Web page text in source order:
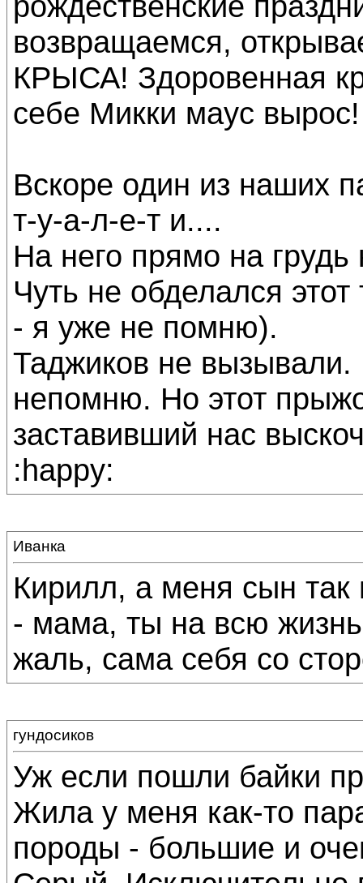
возвращаемся,
КРЫСА! Здоровенная
себе Микки маус вырос!
Вскоре один из наших
т-у-а-л-е-т и....
На него прямо на грудь
Чуть не обделался
- я уже не помню).
Таджиков не вызывали.
непомню. Но этот
заставивший нас
:happy:
Иванка
Кирилл, а меня сын так
- мама, ты на всю
жаль, сама себя со
гундосиков
Уж если пошли байки
Жила у меня как-то
породы - большие и